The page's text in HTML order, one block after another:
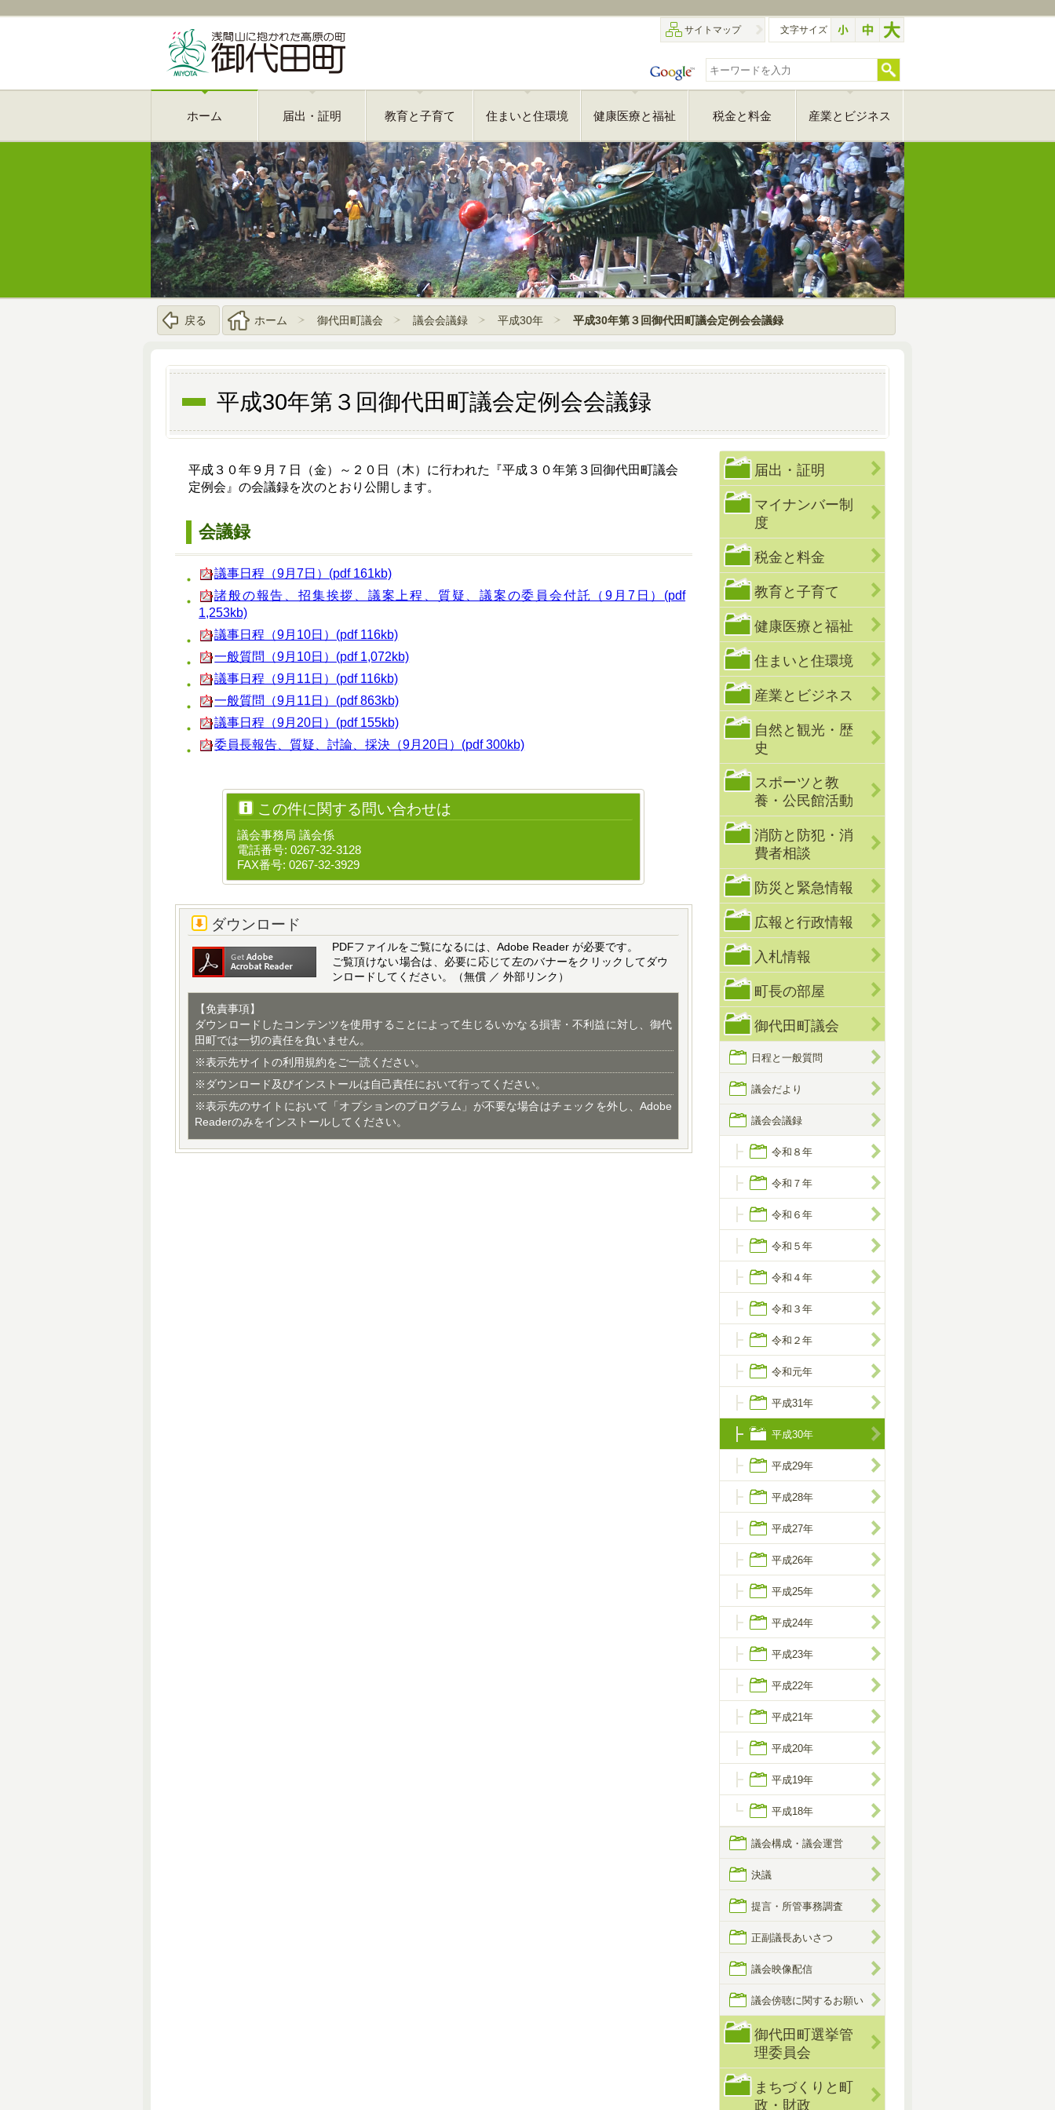
サイトマップ 文字サイズ
ホーム 届出・証明 教育と子育て 住まいと住環境 健康医療と福祉 税金と料金 産業とビジネス
戻る ホーム 御代田町議会 議会会議録 平成30年 平成30年第３回御代田町議会定例会会議録
平成30年第３回御代田町議会定例会会議録
平成３０年９月７日（金）～２０日（木）に行われた『平成３０年第３回御代田町議会
定例会』の会議録を次のとおり公開します。
会議録
議事日程（9月7日）(pdf 161kb)
諸般の報告、招集挨拶、議案上程、質疑、議案の委員会付託（9月7日）(pdf
1,253kb)
議事日程（9月10日）(pdf 116kb)
一般質問（9月10日）(pdf 1,072kb)
議事日程（9月11日）(pdf 116kb)
一般質問（9月11日）(pdf 863kb)
議事日程（9月20日）(pdf 155kb)
委員長報告、質疑、討論、採決（9月20日）(pdf 300kb)
この件に関する問い合わせは
議会事務局 議会係
電話番号: 0267-32-3128
FAX番号: 0267-32-3929
ダウンロード
PDFファイルをご覧になるには、Adobe Reader が必要です。
ご覧頂けない場合は、必要に応じて左のバナーをクリックしてダウ
ンロードしてください。（無償 ／ 外部リンク）
【免責事項】
ダウンロードしたコンテンツを使用することによって生じるいかなる損害・不利益に対し、御代
田町では一切の責任を負いません。
※表示先サイトの利用規約をご一読ください。
※ダウンロード及びインストールは自己責任において行ってください。
※表示先のサイトにおいて「オプションのプログラム」が不要な場合はチェックを外し、Adobe
Readerのみをインストールしてください。
届出・証明
マイナンバー制
度
税金と料金
教育と子育て
健康医療と福祉
住まいと住環境
産業とビジネス
自然と観光・歴
史
スポーツと教
養・公民館活動
消防と防犯・消
費者相談
防災と緊急情報
広報と行政情報
入札情報
町長の部屋
御代田町議会
日程と一般質問
議会だより
議会会議録
令和８年
令和７年
令和６年
令和５年
令和４年
令和３年
令和２年
令和元年
平成31年
平成30年
平成29年
平成28年
平成27年
平成26年
平成25年
平成24年
平成23年
平成22年
平成21年
平成20年
平成19年
平成18年
議会構成・議会運営
決議
提言・所管事務調査
正副議長あいさつ
議会映像配信
議会傍聴に関するお願い
御代田町選挙管
理委員会
まちづくりと町
政・財政